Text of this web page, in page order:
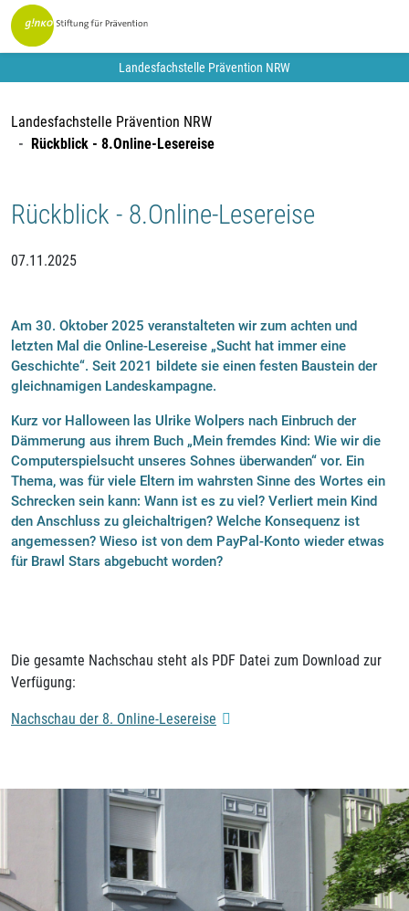
Landesfachstelle Prävention NRW
Landesfachstelle Prävention NRW
Rückblick - 8.Online-Lesereise
Rückblick - 8.Online-Lesereise
07.11.2025
Am 30. Oktober 2025 veranstalteten wir zum achten und
letzten Mal die Online-Lesereise „Sucht hat immer eine
Geschichte“. Seit 2021 bildete sie einen festen Baustein der
gleichnamigen Landeskampagne.
Kurz vor Halloween las Ulrike Wolpers nach Einbruch der
Dämmerung aus ihrem Buch „Mein fremdes Kind: Wie wir die
Computerspielsucht unseres Sohnes überwanden“ vor. Ein
Thema, was für viele Eltern im wahrsten Sinne des Wortes ein
Schrecken sein kann: Wann ist es zu viel? Verliert mein Kind
den Anschluss zu gleichaltrigen? Welche Konsequenz ist
angemessen? Wieso ist von dem PayPal-Konto wieder etwas
für Brawl Stars abgebucht worden?
Die gesamte Nachschau steht als PDF Datei zum Download zur
Verfügung:
Nachschau der 8. Online-Lesereise